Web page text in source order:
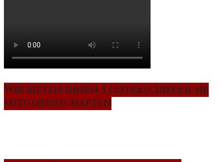
Wir bieten Ihnen 3 unterschiedliche
Mitgliedsschaften